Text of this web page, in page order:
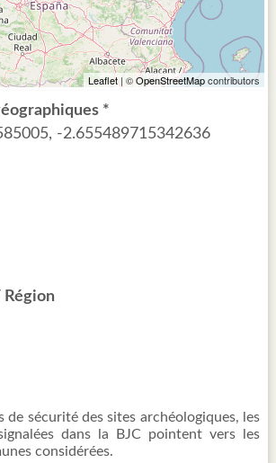
Leaflet| ©OpenStreetMapcontributors
*
-2.655489715342636
de sécurité des sites archéologiques, les
dans la BJC pointent vers les
considérées.